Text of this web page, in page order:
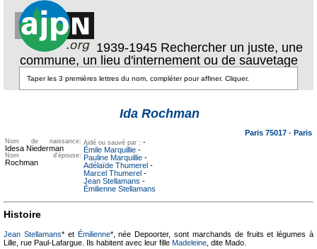
1939-1945 Rechercher un juste, une
commune, un lieu d'internement ou de sauvetage
Ida Rochman
Paris 75017 - Paris
Nom de naissance:
Idesa Niederman
Nom d'épouse:
Rochman
Aidé ou sauvé par : -
Émile Marquillie -
Pauline Marquillie -
Adélaïde Thumerel -
Marcel Thumerel -
Jean Stellamans -
Émilienne Stellamans
Histoire
Jean Stellamans* et Émilienne*, née Depoorter, sont marchands de fruits et légumes à
Lille, rue Paul-Lafargue. Ils habitent avec leur fille Madeleine , dite Mado.